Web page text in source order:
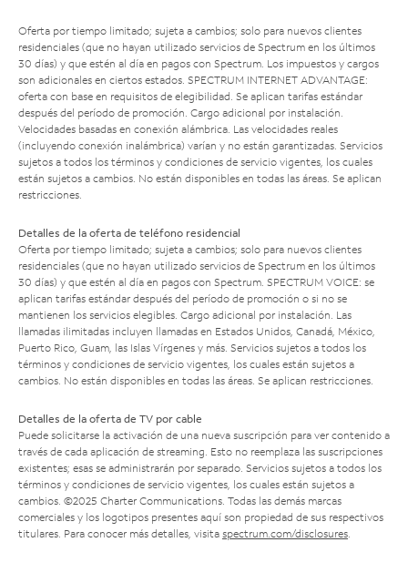
Oferta por tiempo limitado; sujeta a cambios; solo para nuevos clientes
residenciales (que no hayan utilizado servicios de Spectrum en los últimos
30 días) y que estén al día en pagos con Spectrum. Los impuestos y cargos
son adicionales en ciertos estados. SPECTRUM INTERNET ADVANTAGE:
oferta con base en requisitos de elegibilidad. Se aplican tarifas estándar
después del período de promoción. Cargo adicional por instalación.
Velocidades basadas en conexión alámbrica. Las velocidades reales
(incluyendo conexión inalámbrica) varían y no están garantizadas. Servicios
sujetos a todos los términos y condiciones de servicio vigentes, los cuales
están sujetos a cambios. No están disponibles en todas las áreas. Se aplican
restricciones.
Detalles de la oferta de teléfono residencial
Oferta por tiempo limitado; sujeta a cambios; solo para nuevos clientes
residenciales (que no hayan utilizado servicios de Spectrum en los últimos
30 días) y que estén al día en pagos con Spectrum. SPECTRUM VOICE: se
aplican tarifas estándar después del período de promoción o si no se
mantienen los servicios elegibles. Cargo adicional por instalación. Las
llamadas ilimitadas incluyen llamadas en Estados Unidos, Canadá, México,
Puerto Rico, Guam, las Islas Vírgenes y más. Servicios sujetos a todos los
términos y condiciones de servicio vigentes, los cuales están sujetos a
cambios. No están disponibles en todas las áreas. Se aplican restricciones.
Detalles de la oferta de TV por cable
Puede solicitarse la activación de una nueva suscripción para ver contenido a
través de cada aplicación de streaming. Esto no reemplaza las suscripciones
existentes; esas se administrarán por separado. Servicios sujetos a todos los
términos y condiciones de servicio vigentes, los cuales están sujetos a
cambios. ©2025 Charter Communications. Todas las demás marcas
comerciales y los logotipos presentes aquí son propiedad de sus respectivos
titulares. Para conocer más detalles, visita spectrum.com/disclosures